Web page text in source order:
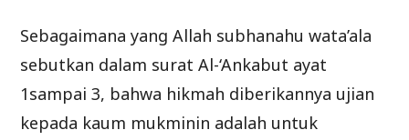
Sebagaimana yang Allah subhanahu wata’ala
sebutkan dalam surat Al-‘Ankabut ayat
1sampai 3, bahwa hikmah diberikannya ujian
kepada kaum mukminin adalah untuk